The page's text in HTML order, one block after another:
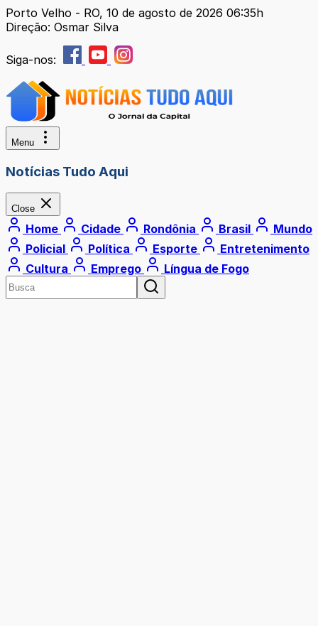
Porto Velho - RO, 10 de agosto de 2026 06:35h
Direção: Osmar Silva
Siga-nos:
Menu
Notícias Tudo Aqui
Close
Home Cidade Rondônia Brasil
Mundo
Policial
Política Esporte
Entretenimento
Cultura
Emprego Língua de Fogo